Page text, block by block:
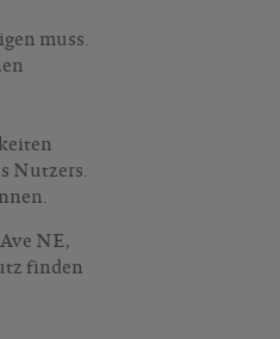
muss.
Nutzers.
NE,
finden
...